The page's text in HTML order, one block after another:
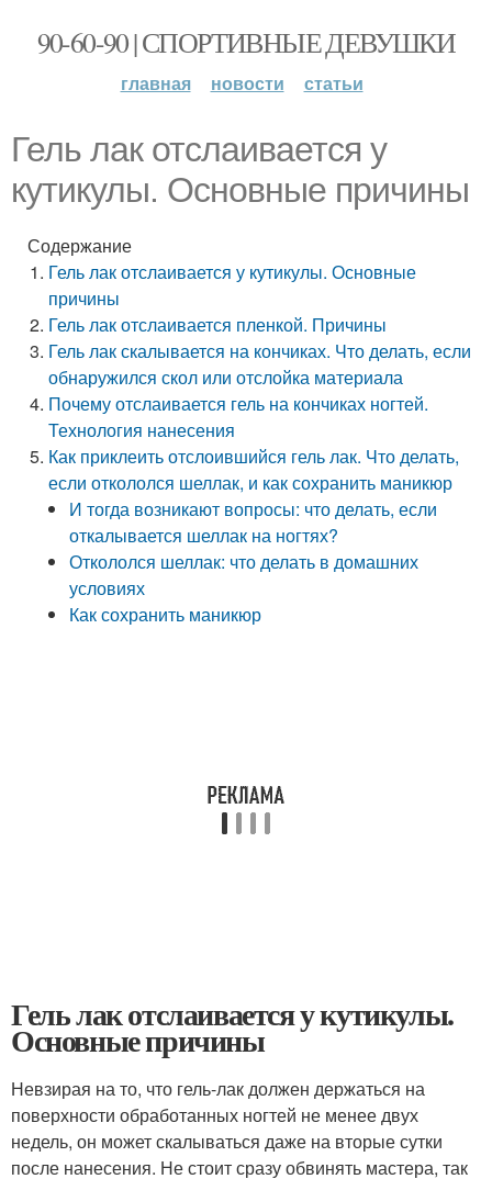
90-60-90 | СПОРТИВНЫЕ ДЕВУШКИ
главная новости статьи
Гель лак отслаивается у
кутикулы. Основные причины
Содержание
Гель лак отслаивается у кутикулы. Основные
причины
Гель лак отслаивается пленкой. Причины
Гель лак скалывается на кончиках. Что делать, если
обнаружился скол или отслойка материала
Почему отслаивается гель на кончиках ногтей.
Технология нанесения
Как приклеить отслоившийся гель лак. Что делать,
если откололся шеллак, и как сохранить маникюр
И тогда возникают вопросы: что делать, если
откалывается шеллак на ногтях?
Откололся шеллак: что делать в домашних
условиях
Как сохранить маникюр
Гель лак отслаивается у кутикулы.
Основные причины
Невзирая на то, что гель-лак должен держаться на
поверхности обработанных ногтей не менее двух
недель, он может скалываться даже на вторые сутки
после нанесения. Не стоит сразу обвинять мастера, так